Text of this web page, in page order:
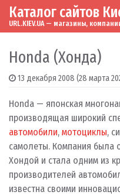
Skip to content
Main Navigation
Каталог сайтов
URL.KIEV.UA — магазины,
Honda (Хонда)
13 декабря 2008 (28 марта
Honda — японская
производящая широкий
автомобили, мотоциклы,
самолеты. Компания была
Хондой и стала одним из
производителей
известна своими